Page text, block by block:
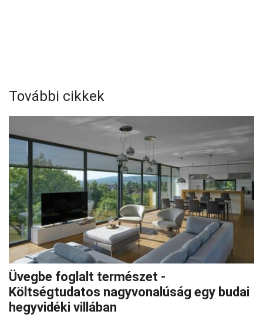
További cikkek
Üvegbe foglalt természet -
Költségtudatos nagyvonalúság egy budai
hegyvidéki villában